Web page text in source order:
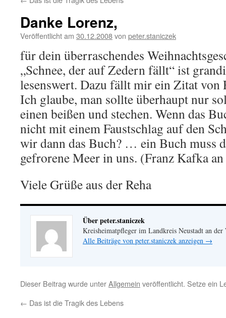
Danke Lorenz,
Veröffentlicht am 30.12.2008von peter.staniczek
für dein überraschendes
„Schnee, der auf Zedern fällt“ ist
lesenswert. Dazu fällt mir ein Zitat von
Ich glaube, man sollte überhaupt nur
einen beißen und stechen. Wenn das
nicht mit einem Faustschlag auf den
wir dann das Buch? … ein Buch muss
gefrorene Meer in uns. (Franz Kafka
Viele Grüße aus der Reha
Über peter.staniczek
Kreisheimatpfleger im Landkreis Neustadt an der
Alle Beiträge von peter.staniczek anzeigen →
Dieser Beitrag wurde unterAllgemein veröffentlicht. Setze ein
← Das ist die Tragik des Lebens